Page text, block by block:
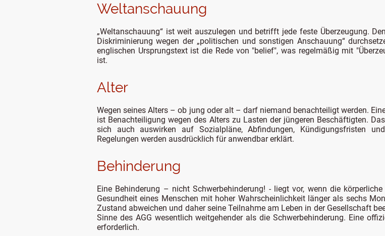
Weltanschauung
„Weltanschauung“ ist weit auszulegen und betrifft jede feste Überzeugung.
Diskriminierung wegen der „politischen und sonstigen Anschauung“
englischen Ursprungstext ist die Rede von "belief", was regelmäßig mit
ist.
Alter
Wegen seines Alters – ob jung oder alt – darf niemand benachteiligt werden.
ist Benachteiligung wegen des Alters zu Lasten der jüngeren Beschäftigten.
sich auch auswirken auf Sozialpläne, Abfindungen, Kündigungsfristen
Regelungen werden ausdrücklich für anwendbar erklärt.
Behinderung
Eine Behinderung – nicht Schwerbehinderung! - liegt vor, wenn die
Gesundheit eines Menschen mit hoher Wahrscheinlichkeit länger als sechs
Zustand abweichen und daher seine Teilnahme am Leben in der Gesellschaft
Sinne des AGG wesentlich weitgehender als die Schwerbehinderung. Eine
erforderlich.